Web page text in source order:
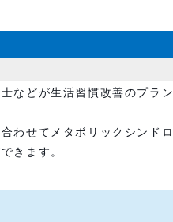
などが生活習慣改善のプラ
わせてメタボリックシンド
きます。